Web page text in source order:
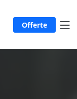
Offerte